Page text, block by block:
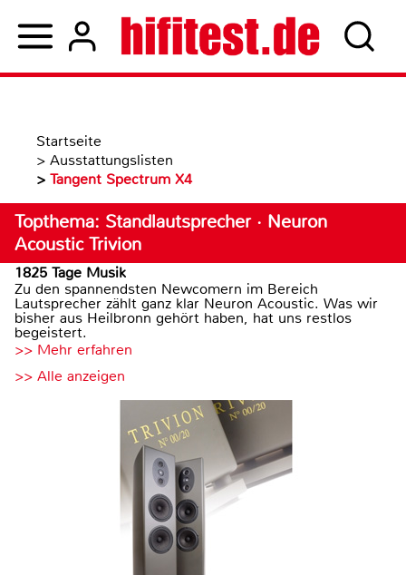
Startseite
> Ausstattungslisten
> Tangent Spectrum X4
Topthema: Standlautsprecher · Neuron
Acoustic Trivion
1825 Tage Musik
Zu den spannendsten Newcomern im Bereich
Lautsprecher zählt ganz klar Neuron Acoustic. Was wir
bisher aus Heilbronn gehört haben, hat uns restlos
begeistert.
>> Mehr erfahren
>> Alle anzeigen